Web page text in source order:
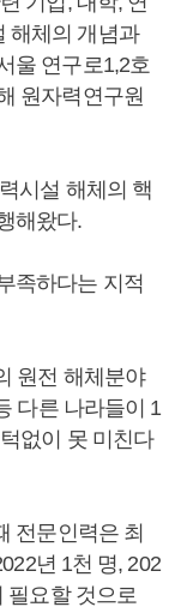
해체의 개념과
울 연구로1,2호
원자력연구원
시설 해체의 핵
해왔다.
족하다는 지적
원전 해체분야
다른 나라들이 1
없이 못 미친다
전문인력은 최
년 1천 명, 202
필요할 것으로